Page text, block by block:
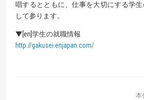
唱するとともに、仕事を大切にする学
して参ります。
▼[en]学生の就職情報
http://gakusei.enjapan.com/
本